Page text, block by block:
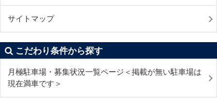
サイトマップ
こだわり条件から探す
月極駐車場・募集状況一覧ページ＜掲載が無い駐車場は
現在満車です＞